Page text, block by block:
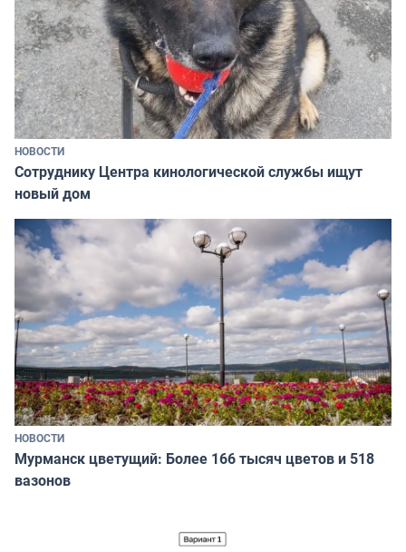
НОВОСТИ
Сотруднику Центра кинологической службы ищут
новый дом
НОВОСТИ
Мурманск цветущий: Более 166 тысяч цветов и 518
вазонов